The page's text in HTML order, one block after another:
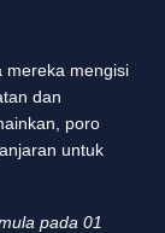
mereka mengisi
dan
poro
untuk
pada 01